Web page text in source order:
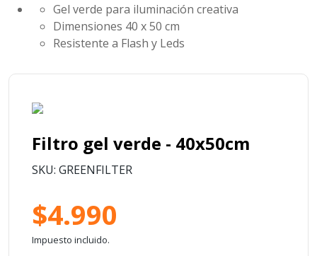
Gel verde para iluminación creativa
Dimensiones 40 x 50 cm
Resistente a Flash y Leds
Filtro gel verde - 40x50cm
SKU: GREENFILTER
$4.990
Impuesto incluido.